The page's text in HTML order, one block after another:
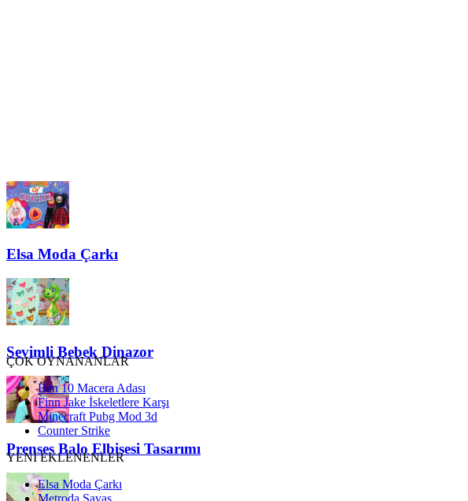
Elsa Moda Çarkı
Sevimli Bebek Dinazor
Prenses Balo Elbisesi Tasarımı
ÇOK OYNANANLAR
Ben 10 Macera Adası
Finn Jake İskeletlere Karşı
Minecraft Pubg Mod 3d
Counter Strike
YENİ EKLENENLER
Elsa Moda Çarkı
Metroda Savaş